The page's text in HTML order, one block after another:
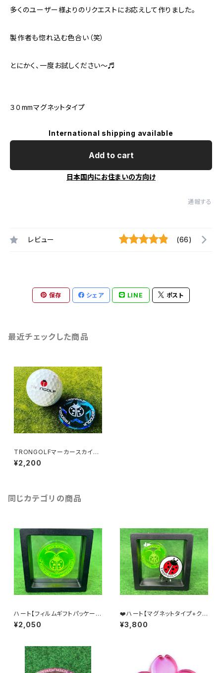
多くのユーザー様よりのリクエストにお応えして作りました。
製作者も惚れ込む色合い（笑）
とにかく、一度お試しください〜♬
３０mmマグネットタイプ
International shipping available
Add to cart
日本国内にお住まいの方向け
通報する
レビュー (66)
保存 シェア LINE ポスト
最近チェックした商品
TRONGOLFマーカースカイブ
ルー スター/マグネットタイプ
¥2,200
同じカテゴリの商品
ハート【フィルムギフトパッケー
ジ】
¥2,050
❤️ハート【マグネットタイプ+クリ
ップ パッケージ】
¥3,800